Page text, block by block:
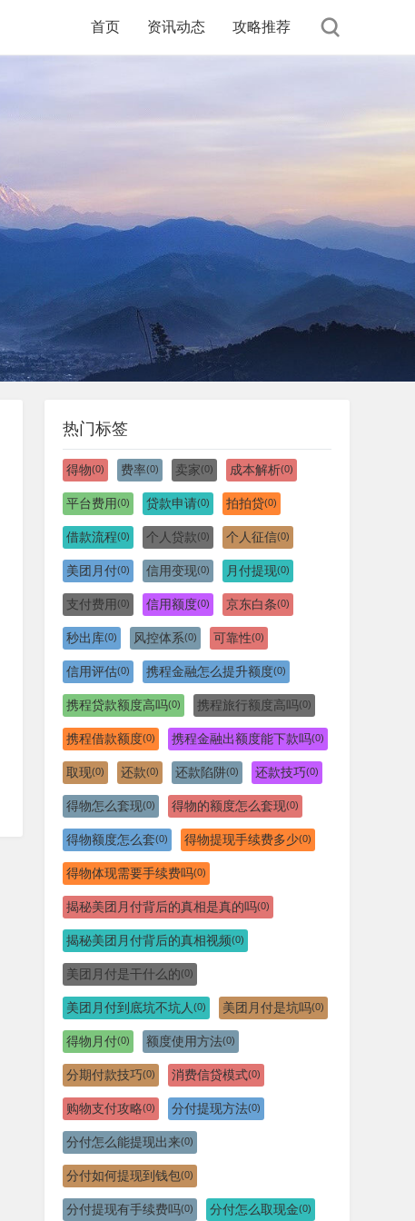
首页 资讯动态 攻略推荐
热门标签
得物(0) 费率(0) 卖家(0) 成本解析(0)
平台费用(0) 贷款申请(0) 拍拍贷(0)
借款流程(0) 个人贷款(0) 个人征信(0)
美团月付(0) 信用变现(0) 月付提现(0)
支付费用 (0) 信用额度(0) 京东白条(0)
秒出库(0) 风控体系(0) 可靠性(0)
信用评估(0) 携程金融怎么提升额度(0)
携程贷款额度高吗(0) 携程旅行额度高吗(0)
携程借款额度(0) 携程金融出额度能下款吗(0)
取现(0) 还款(0) 还款陷阱(0) 还款技巧(0)
得物怎么套现(0) 得物的额度怎么套现(0)
得物额度怎么套(0) 得物提现手续费多少(0)
得物体现需要手续费吗(0)
揭秘美团月付背后的真相是真的吗(0)
揭秘美团月付背后的真相视频(0)
美团月付是干什么的(0)
美团月付到底坑不坑人 (0) 美团月付是坑吗(0)
得物月付(0) 额度使用方法(0)
分期付款技巧(0) 消费信贷模式(0)
购物支付攻略(0) 分付提现方法(0)
分付怎么能提现出来(0)
分付如何提现到钱包(0)
分付提现有手续费吗(0) 分付怎么取现金(0)